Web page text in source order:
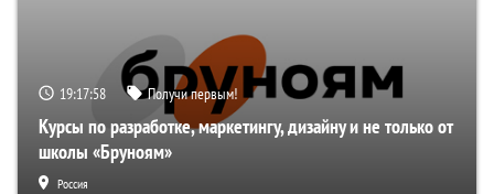
19:17:57 Получи первым!
Курсы по разработке, маркетингу, дизайну и не только от
школы «Бруноям»
Россия